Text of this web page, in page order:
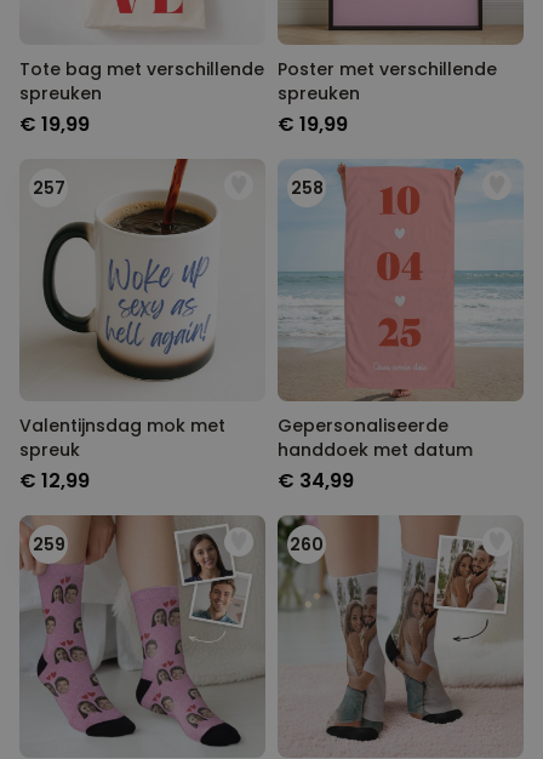
Tote bag met verschillende
spreuken
€ 19,99
Poster met verschillende
spreuken
€ 19,99
257
Valentijnsdag mok met
spreuk
€ 12,99
258
Gepersonaliseerde
handdoek met datum
€ 34,99
259 260